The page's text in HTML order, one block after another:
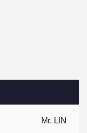
Mr. LIN